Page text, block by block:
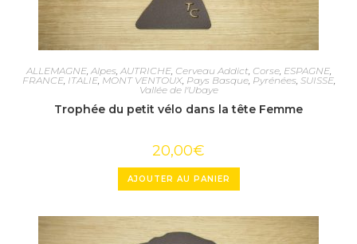
ALLEMAGNE, Alpes AUTRICHE, Cerveau Addict, Corse, ESPAGNE,
FRANCE, ITALIE, MONT VENTOUX, Pays Basque, Pyrénées SUISSE,
Vallée de l'Ubaye
Trophée du petit vélo dans la tête Femme
20,00€
AJOUTER AU PANIER